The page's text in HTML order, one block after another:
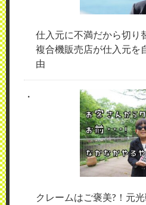
仕入元に不満だから切り
複合機販売店が仕入元を
由
クレームはご褒美?！元